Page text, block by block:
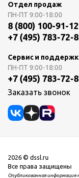
Отдел продаж
ПН-ПТ 9:00-18:00
8 (800) 100-91-12
+7 (495) 783-72-
Сервис и
ПН-ПТ 9:00-18:00
+7 (495) 783-72-
Заказать звонок
2026 © dssl.ru
Все права защищены
Опубликованная информация